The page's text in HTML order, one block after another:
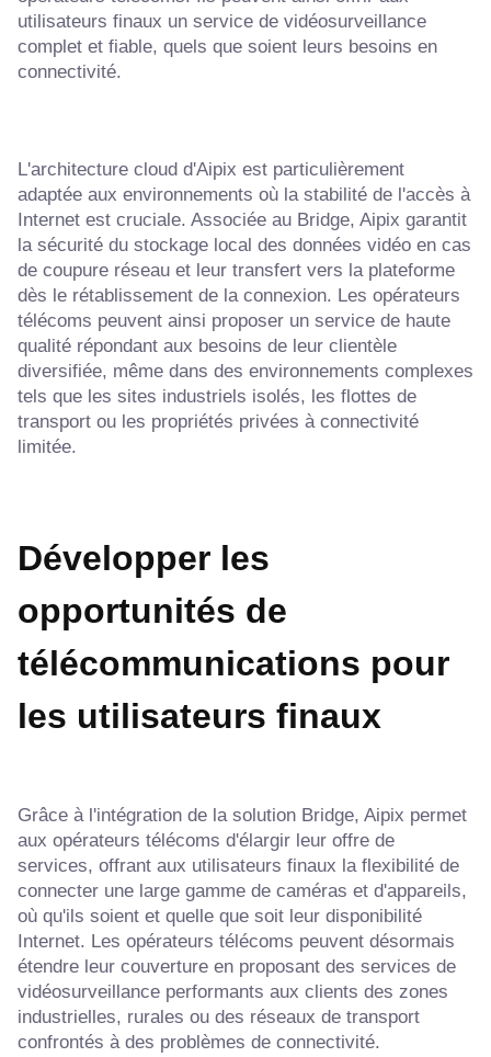
utilisateurs finaux un service de vidéosurveillance
complet et fiable, quels que soient leurs besoins en
connectivité.
L'architecture cloud d'Aipix est particulièrement
adaptée aux environnements où la stabilité de l'accès à
Internet est cruciale. Associée au Bridge, Aipix garantit
la sécurité du stockage local des données vidéo en cas
de coupure réseau et leur transfert vers la plateforme
dès le rétablissement de la connexion. Les opérateurs
télécoms peuvent ainsi proposer un service de haute
qualité répondant aux besoins de leur clientèle
diversifiée, même dans des environnements complexes
tels que les sites industriels isolés, les flottes de
transport ou les propriétés privées à connectivité
limitée.
Développer les
opportunités de
télécommunications pour
les utilisateurs finaux
Grâce à l'intégration de la solution Bridge, Aipix permet
aux opérateurs télécoms d'élargir leur offre de
services, offrant aux utilisateurs finaux la flexibilité de
connecter une large gamme de caméras et d'appareils,
où qu'ils soient et quelle que soit leur disponibilité
Internet. Les opérateurs télécoms peuvent désormais
étendre leur couverture en proposant des services de
vidéosurveillance performants aux clients des zones
industrielles, rurales ou des réseaux de transport
confrontés à des problèmes de connectivité.